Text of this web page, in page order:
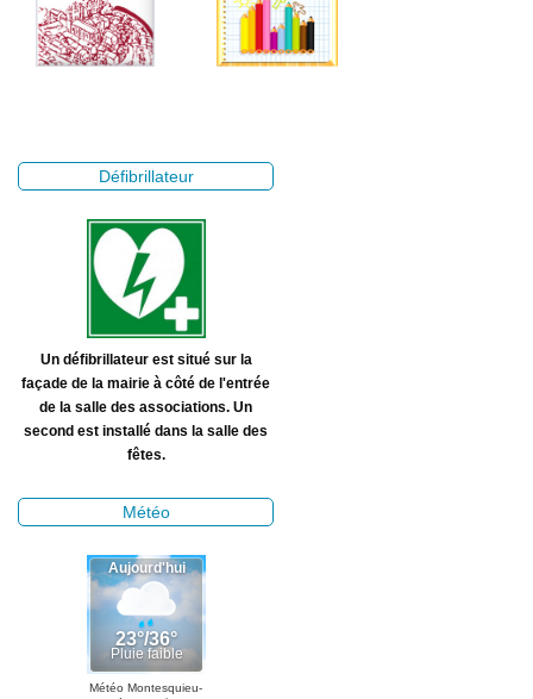
Défibrillateur
Un défibrillateur est situé sur la
façade de la mairie à côté de l'entrée
de la salle des associations. Un
second est installé dans la salle des
fêtes.
Météo
Météo Montesquieu-